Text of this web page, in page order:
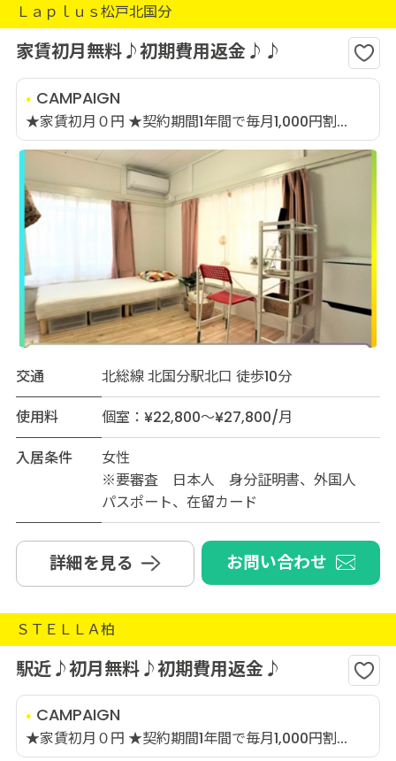
Ｌａｐｌｕｓ松戸北国分
家賃初月無料♪初期費用返金♪♪
CAMPAIGN
★家賃初月０円 ★契約期間1年間で毎月1,000円割...
交通
北総線 北国分駅北口 徒歩10分
使用料
個室：¥22,800～¥27,800/月
入居条件
女性
※要審査 日本人 身分証明書、外国人
パスポート、在留カード
詳細を見る お問い合わせ
ＳＴＥＬＬＡ柏
駅近♪初月無料♪初期費用返金♪
CAMPAIGN
★家賃初月０円 ★契約期間1年間で毎月1,000円割...